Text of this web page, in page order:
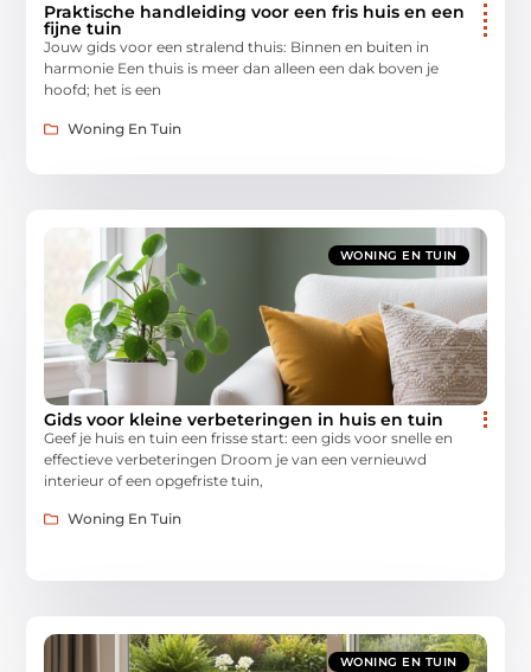
Praktische handleiding voor een fris huis en een
fijne tuin
Jouw gids voor een stralend thuis: Binnen en buiten in
harmonie Een thuis is meer dan alleen een dak boven je
hoofd; het is een
Woning En Tuin
WONING EN TUIN
Gids voor kleine verbeteringen in huis en tuin
Geef je huis en tuin een frisse start: een gids voor snelle en
effectieve verbeteringen Droom je van een vernieuwd
interieur of een opgefriste tuin,
Woning En Tuin
WONING EN TUIN